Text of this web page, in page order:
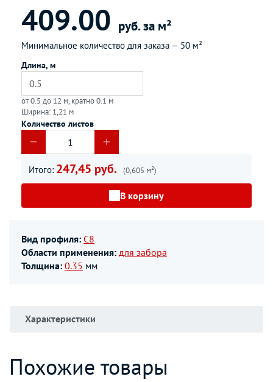
409.00 руб. за м²
Минимальное количество для заказа — 50 м²
Длина, м
от 0.5 до 12 м, кратно 0.1 м
Ширина: 1,21 м
Количество листов
Итого: 247,45 руб. (0,605 м²)
В корзину
Вид профиля: С8
Области применения: для забора
Толщина: 0.35 мм
Характеристики
Похожие товары